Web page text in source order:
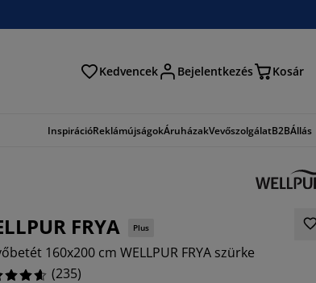
Kedvencek Bejelentkezés Kosár
InspirációReklámújságokÁruházakVevőszolgálatB2BÁllás
FRYA Plus
160x200 cm WELLPUR FRYA szürke
(235)